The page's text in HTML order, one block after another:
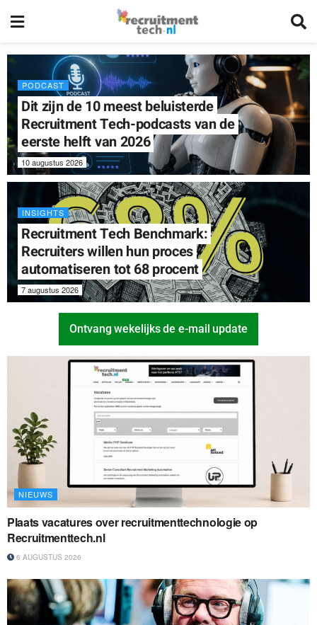
PODCAST
Dit zijn de 10 meest beluisterde
Recruitment Tech-podcasts van de
eerste helft van 2026
10 augustus 2026
INSIGHTS
Recruitment Tech Benchmark:
Recruiters willen hun proces
automatiseren tot 68 procent
7 augustus 2026
Ontvang wekelijks de e-mail update
NIEUWS
Plaats vacatures over recruitmenttechnologie op
Recruitmenttech.nl
6 AUGUSTUS 2026